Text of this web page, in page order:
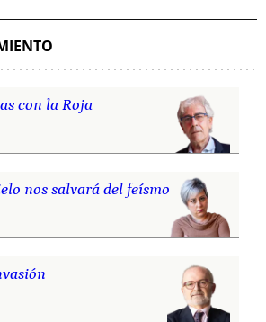
con la Roja
nos salvará del feísmo